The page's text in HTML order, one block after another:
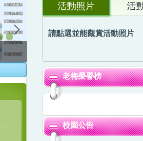
活動照片 活
請點選並能觀賞活動照片
老梅榮譽榜
校園公告